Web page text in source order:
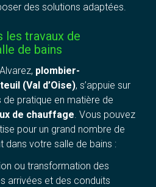
des solutions adaptées.
les travaux de
de bains
plombier-
(Val d’Oise), s’appuie sur
de pratique en matière de
de chauffage . Vous pouvez
pour un grand nombre de
dans votre salle de bains :
ou transformation des
arrivées et des conduits